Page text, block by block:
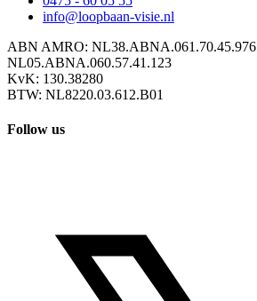
info@loopbaan-visie.nl
ABN AMRO: NL38.ABNA.061.70.45.976
NL05.ABNA.060.57.41.123
KvK: 130.38280
BTW: NL8220.03.612.B01
Follow us